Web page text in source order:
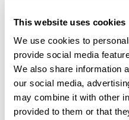
This website uses cookies
We use cookies to
provide social media
We also share information
our social media,
may combine it with other
provided to them or that
gehören zu uns. Jeder
Hintergrund, Identität
Würde behandelt zu
Belästigung haben bei
Wir glauben an die
Ingrid Schaefer
People & Organization
Interessiert?
Jetzt bewerben